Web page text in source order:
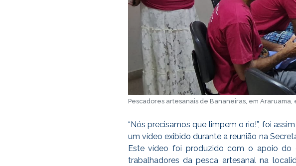
Pescadores artesanais de Bananeiras, em
“Nós precisamos que limpem o rio!”, foi
um vídeo exibido durante a reunião na
Este vídeo foi produzido com o apoio do
trabalhadores da pesca artesanal na